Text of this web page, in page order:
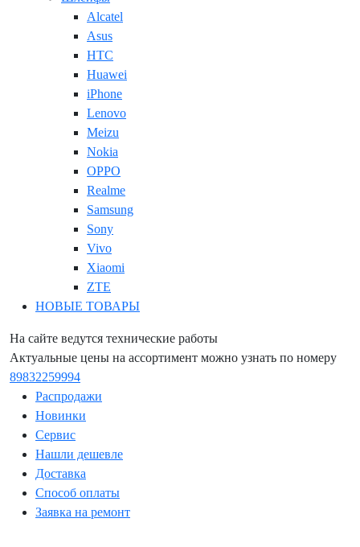
Alcatel
Asus
HTC
Huawei
iPhone
Lenovo
Meizu
Nokia
OPPO
Realme
Samsung
Sony
Vivo
Xiaomi
ZTE
НОВЫЕ ТОВАРЫ
На сайте ведутся технические работы
Актуальные цены на ассортимент можно узнать по номеру
89832259994
Распродажи
Новинки
Сервис
Нашли дешевле
Доставка
Способ оплаты
Заявка на ремонт